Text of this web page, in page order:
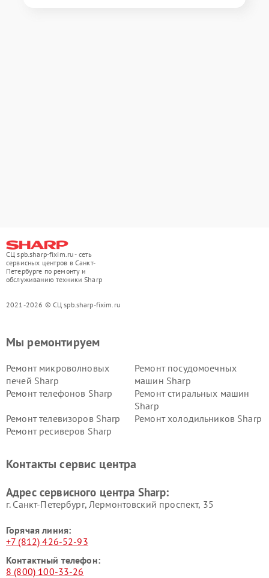
СЦ spb.sharp-fixim.ru - сеть
сервисных центров в Санкт-
Петербурге по ремонту и
обслуживанию техники Sharp
2021-2026 © СЦ spb.sharp-fixim.ru
Мы ремонтируем
Ремонт микроволновых
печей Sharp
Ремонт посудомоечных
машин Sharp
Ремонт телефонов Sharp
Ремонт стиральных машин
Sharp
Ремонт телевизоров Sharp
Ремонт холодильников Sharp
Ремонт ресиверов Sharp
Контакты сервис центра
Адрес сервисного центра Sharp:
г. Санкт-Петербург, Лермонтовский проспект, 35
Горячая линия:
+7 (812) 426-52-93
Контактный телефон:
8 (800) 100-33-26